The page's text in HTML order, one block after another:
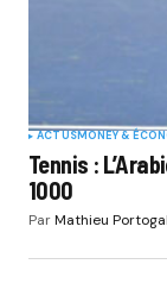
ACTUSMONEY &
Tennis :
1000
ParMathieu